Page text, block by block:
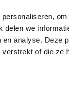
we
analyse. Deze
of die ze